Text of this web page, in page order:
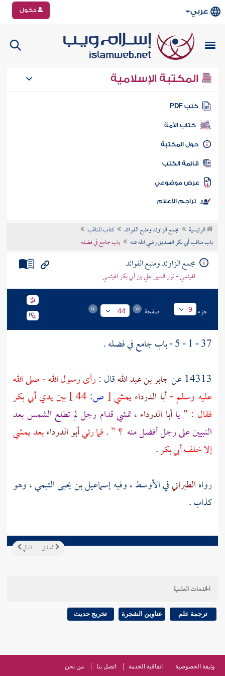
عربي دخول
المكتبة الإسلامية
كتب PDF
كتاب الأمة
المكتبة
الكتب
موضوعي
تراجم الأعلام
الرئيسية مجمع الزاوئد ومنبع الفوائد
كتاب المناقب
باب مناقب أبي بكر الصديق رضي الله عنه
باب جامع في فضله
مجمع الزاوئد ومنبع الفوائد
الهيثمي - نور الدين علي بن أبي بكر الهيثمي
جزء 9 صفحة 44
37 - 1 - 5 - باب جامع في فضله .
14313 عن
جابر بن عبد اللهقال :رأى رسول الله - صلى الله
عليه وسلم -أبا الدرداءيمشي[ ص: بين يديأبي بكر
فقال : "ياأبا الدرداء ، تمشي قدام رجل لم تطلع الشمس بعد
النبيين على رجل أفضل منه ؟ " . فما رئيأبو الدرداءبعد يمشي
إلا خلفأبي بكر.
رواهالطبرانيفي الأوسط ، وفيهإسماعيل بن يحيى التيمي، وهو
كذاب .
التالي السابق
الخدمات العلمية
ترجمة علم عناوين الشجرة تخريج حديث
وثيقة الخصوصية اتفاقية الخدمة اتصل بنا من نحن